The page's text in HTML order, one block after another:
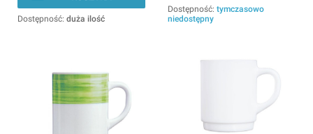
Dostępność: duża ilość
Dostępność: tymczasowo
niedostępny